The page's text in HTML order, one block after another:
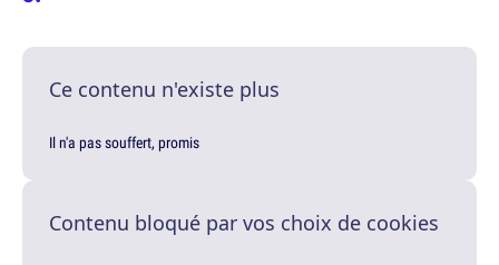
Ce contenu n'existe plus
Il n'a pas souffert, promis
Contenu bloqué par vos choix de cookies